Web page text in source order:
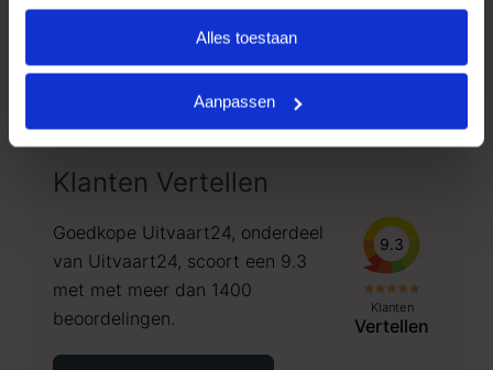
Alles toestaan
Aanpassen
ontvangen? Goedkope Uitvaart24 is 24 uur per dag
bereikbaar. Neemt u vrijblijvend contact met ons op
via telefoonnummer085 016 0685.
Klanten Vertellen
Goedkope Uitvaart24, onderdeel
van Uitvaart24, scoort een 9.3
met met meer dan 1400
beoordelingen.
9.3
Klanten
Vertellen